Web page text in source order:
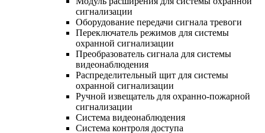
сигнализации
Оборудование передачи сигнала тревоги
Переключатель режимов для системы
охранной сигнализации
Преобразователь сигнала для системы
видеонаблюдения
Распределительный щит для системы
охранной сигнализации
Ручной извещатель для охранно-пожарной
сигнализации
Система видеонаблюдения
Система контроля доступа